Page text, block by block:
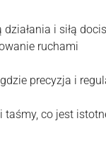
i siłą
ruchami
precyzja i
taśmy, co jest